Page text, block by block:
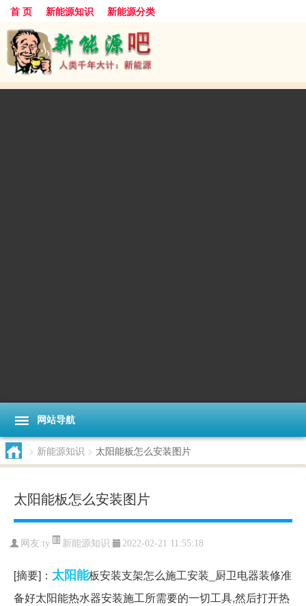
首 页 新能源知识 新能源分类
网站导航
> 新能源知识 > 太阳能板怎么安装图片
太阳能板怎么安装图片
网友:ty 新能源知识 2022-02-21 11:55:18
[摘要]： 太阳能板安装支架怎么施工安装_厨卫电器装修准
备好太阳能热水器安装施工所需要的一切工具,然后打开热